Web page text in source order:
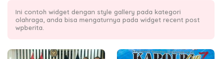
Ini contoh widget dengan style gallery pada kategori
olahraga, anda bisa mengaturnya pada widget recent post
wpberita.